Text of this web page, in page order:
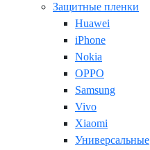
Защитные пленки
Huawei
iPhone
Nokia
OPPO
Samsung
Vivo
Xiaomi
Универсальные